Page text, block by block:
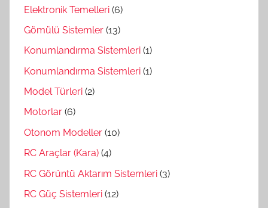
Elektronik Temelleri (6)
Gömülü Sistemler (13)
Konumlandırma Sistemleri (1)
Konumlandırma Sistemleri (1)
Model Türleri (2)
Motorlar (6)
Otonom Modeller (10)
RC Araçlar (Kara) (4)
RC Görüntü Aktarım Sistemleri (3)
RC Güç Sistemleri (12)